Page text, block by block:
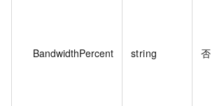
BandwidthPercent string 否